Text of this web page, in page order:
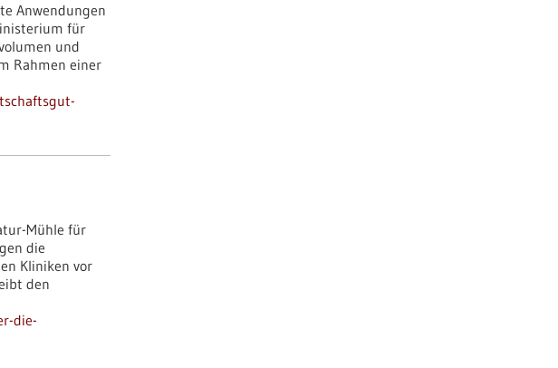
Anwendungen
für
und
Rahmen einer
Mühle für
die
Kliniken vor
den
die-